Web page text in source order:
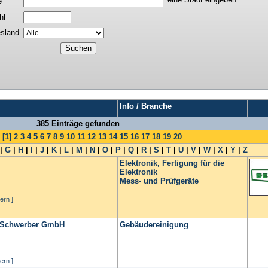
Info / Branche
385 Einträge gefunden
[1] 2 3 4 5 6 7 8 9 10 11 12 13 14 15 16 17 18 19 20
G H J K L M N O P Q R S T U V W| X Y Z
]
Elektronik, Fertigung für die
Elektronik
Mess- und Prüfgeräte
GmbH
]
Gebäudereinigung